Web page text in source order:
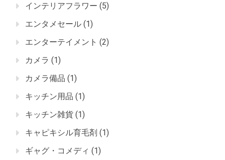
インテリアフラワー (5)
エンタメセール (1)
エンターテイメント (2)
カメラ (1)
カメラ備品 (1)
キッチン用品 (1)
キッチン雑貨 (1)
キャピキシル育毛剤 (1)
ギャグ・コメディ (1)